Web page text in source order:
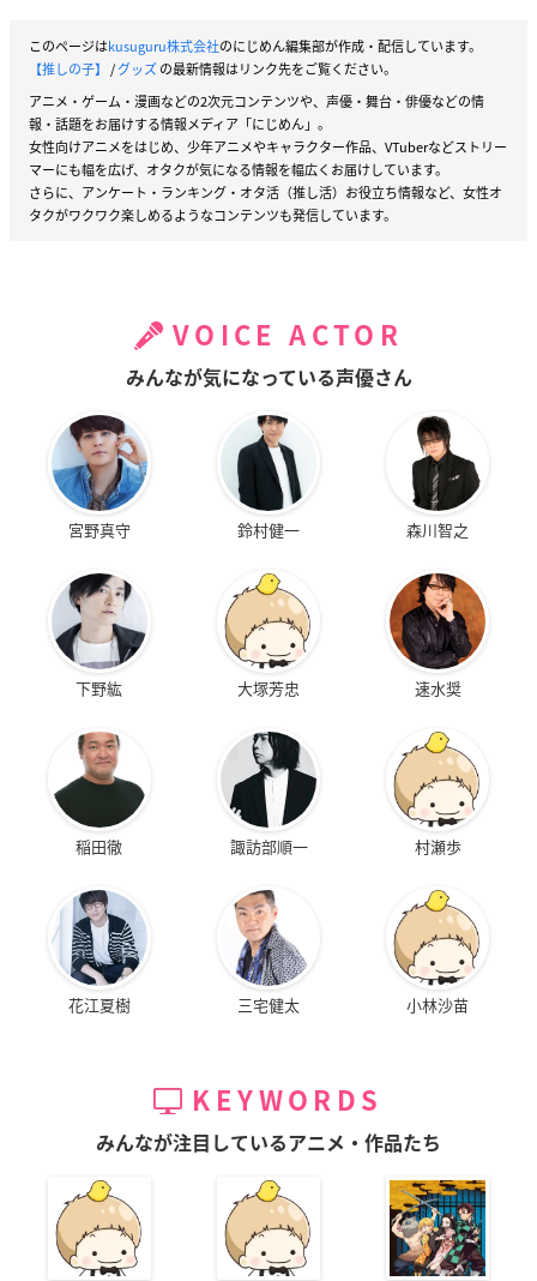
このページはkusuguru株式会社のにじめん編集部が作成・配信しています。
【推しの子】 /グッズの最新情報はリンク先をご覧ください。
アニメ・ゲーム・漫画などの2次元コンテンツや、声優・舞台・俳優などの情
報・話題をお届けする情報メディア「にじめん」。
女性向けアニメをはじめ、少年アニメやキャラクター作品、VTuberなどストリー
マーにも幅を広げ、オタクが気になる情報を幅広くお届けしています。
さらに、アンケート・ランキング・オタ活（推し活）お役立ち情報など、女性オ
タクがワクワク楽しめるようなコンテンツも発信しています。
VOICE ACTOR
みんなが気になっている声優さん
宮野真守 鈴村健一 森川智之
下野紘 大塚芳忠 速水奨
稲田徹 諏訪部順一 村瀬歩
花江夏樹 三宅健太 小林沙苗
KEYWORDS
みんなが注目しているアニメ・作品たち